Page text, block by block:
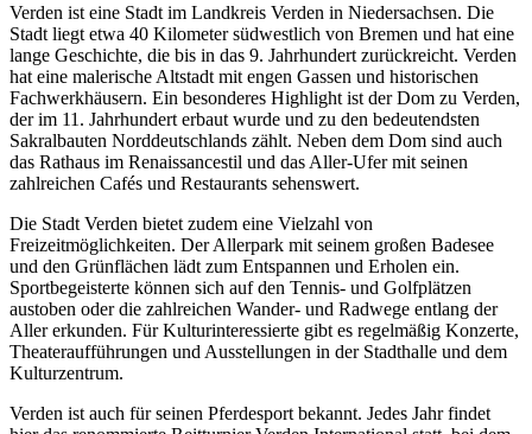
Verden ist eine Stadt im Landkreis Verden in Niedersachsen. Die
Stadt liegt etwa 40 Kilometer südwestlich von Bremen und hat eine
lange Geschichte, die bis in das 9. Jahrhundert zurückreicht. Verden
hat eine malerische Altstadt mit engen Gassen und historischen
Fachwerkhäusern. Ein besonderes Highlight ist der Dom zu Verden,
der im 11. Jahrhundert erbaut wurde und zu den bedeutendsten
Sakralbauten Norddeutschlands zählt. Neben dem Dom sind auch
das Rathaus im Renaissancestil und das Aller-Ufer mit seinen
zahlreichen Cafés und Restaurants sehenswert.
Die Stadt Verden bietet zudem eine Vielzahl von
Freizeitmöglichkeiten. Der Allerpark mit seinem großen Badesee
und den Grünflächen lädt zum Entspannen und Erholen ein.
Sportbegeisterte können sich auf den Tennis- und Golfplätzen
austoben oder die zahlreichen Wander- und Radwege entlang der
Aller erkunden. Für Kulturinteressierte gibt es regelmäßig Konzerte,
Theateraufführungen und Ausstellungen in der Stadthalle und dem
Kulturzentrum.
Verden ist auch für seinen Pferdesport bekannt. Jedes Jahr findet